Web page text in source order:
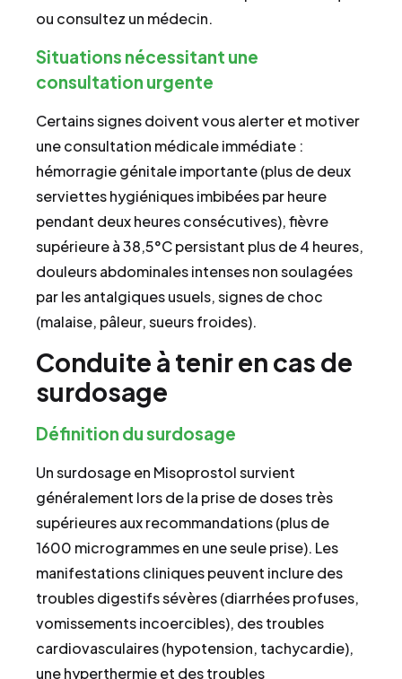
ou consultez un médecin.
Situations nécessitant une
consultation urgente
Certains signes doivent vous alerter et motiver
une consultation médicale immédiate :
hémorragie génitale importante (plus de deux
serviettes hygiéniques imbibées par heure
pendant deux heures consécutives), fièvre
supérieure à 38,5°C persistant plus de 4 heures,
douleurs abdominales intenses non soulagées
par les antalgiques usuels, signes de choc
(malaise, pâleur, sueurs froides).
Conduite à tenir en cas de
surdosage
Définition du surdosage
Un surdosage en Misoprostol survient
généralement lors de la prise de doses très
supérieures aux recommandations (plus de
1600 microgrammes en une seule prise). Les
manifestations cliniques peuvent inclure des
troubles digestifs sévères (diarrhées profuses,
vomissements incoercibles), des troubles
cardiovasculaires (hypotension, tachycardie),
une hyperthermie et des troubles